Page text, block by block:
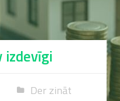
Der zināt